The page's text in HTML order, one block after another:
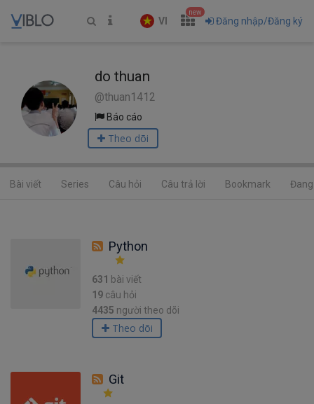
VI
new
Đăng nhập/Đăng ký
do thuan
@thuan1412
Báo cáo
Theo dõi
Bài viết Series Câu hỏi Câu trả lời Bookmark
Python
631 bài viết
19 câu hỏi
4435 người theo dõi
Theo dõi
Git